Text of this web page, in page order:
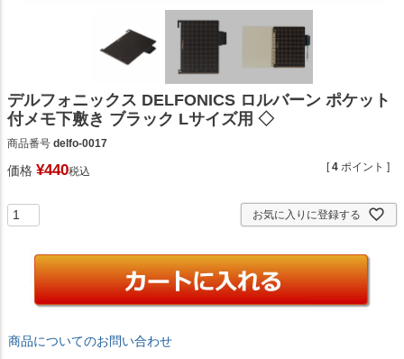
デルフォニックス DELFONICS ロルバーン ポケット
付メモ下敷き ブラック Lサイズ用 ◇
商品番号 delfo-0017
価格 ¥440税込 [4 ポイント ]
お気に入りに登録する
商品についてのお問い合わせ